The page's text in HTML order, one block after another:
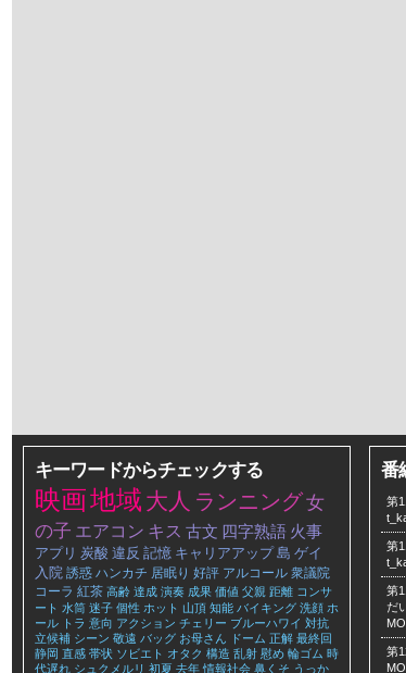
キーワードからチェックする
映画地域 大人 ランニング女
の子 エアコン キス 古文 四字熟語 火事
アプリ 炭酸 違反 記憶 キャリアアップ 島 ゲイ
入院 誘惑 ハンカチ 居眠り 好評 アルコール 衆議院
コーラ 紅茶 高齢 達成 演奏 成果 価値 父親 距離 コンサ
ート 水筒 迷子 個性 ホット 山頂 知能 バイキング 洗顔 ホ
ール トラ 意向 アクション チェリー ブルーハワイ 対抗
立候補 シーン 敬遠 バッグ お母さん ドーム 正解 最終回
静岡 直感 帯状 ソビエト オタク 構造 乱射 慰め 輪ゴム 時
代遅れ シュクメルリ 初夏 去年 情報社会 鼻くそ うっか
番
第
第
第
だ
第